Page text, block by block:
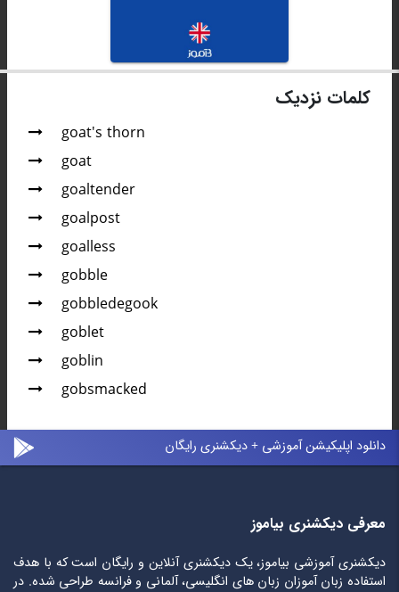
کلمات نزدیک
goat's thorn
goat
goaltender
goalpost
goalless
gobble
gobbledegook
goblet
goblin
gobsmacked
دانلود اپلیکیشن آموزشی + دیکشنری رایگان
معرفی دیکشنری بیاموز
دیکشنری آموزشی بیاموز، یک دیکشنری آنلاین و رایگان است که با هدف
استفاده زبان آموزان زبان های انگلیسی، آلمانی و فرانسه طراحی شده. در